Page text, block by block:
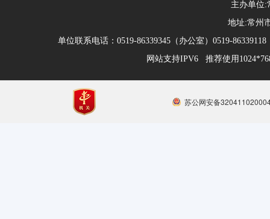
主办单位:
地址:常州
单位联系电话：0519-86339345（办公室）0519-
网站支持IPV6 推荐使用
苏公网安备